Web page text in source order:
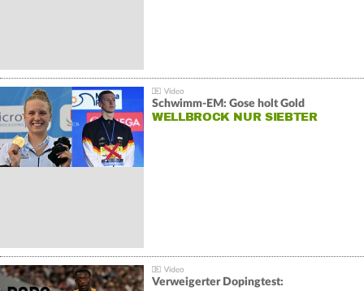
Schwimm-EM: Gose holt Gold
WELLBROCK NUR SIEBTER
Verweigerter Dopingtest: